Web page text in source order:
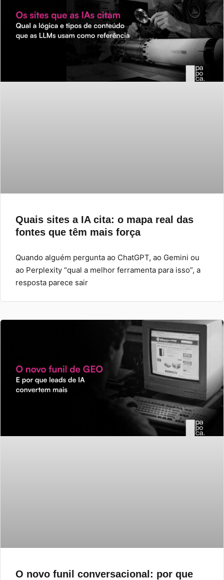
Quais sites a IA cita: o mapa real das
fontes que têm mais força
Quando alguém pergunta ao ChatGPT, ao Gemini ou
ao Perplexity “qual a melhor ferramenta para isso”, a
resposta parece sair
O novo funil conversacional: por que